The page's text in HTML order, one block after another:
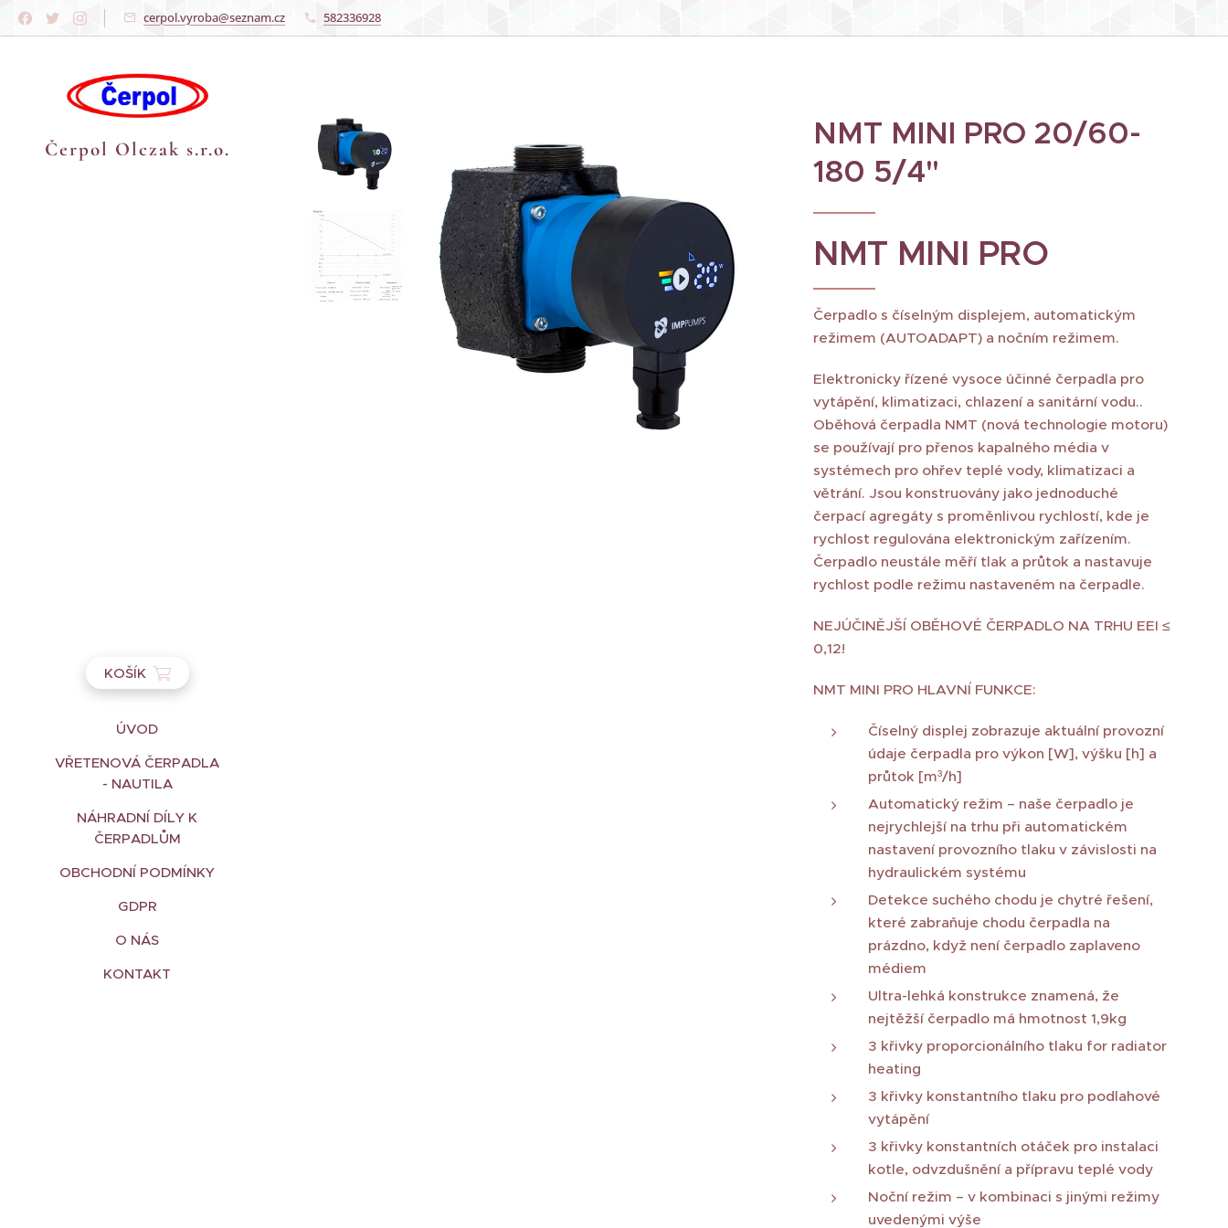
cerpol.vyroba@seznam.cz 582336928
Čerpol Olczak s.r.o.
KOŠÍK
ÚVOD
VŘETENOVÁ ČERPADLA
- NAUTILA
NÁHRADNÍ DÍLY K
ČERPADLŮM
OBCHODNÍ PODMÍNKY
GDPR
O NÁS
KONTAKT
NMT MINI PRO 20/60-
180 5/4"
NMT MINI PRO
Čerpadlo s číselným displejem, automatickým
režimem (AUTOADAPT) a nočním režimem.
Elektronicky řízené vysoce účinné čerpadla pro
vytápění, klimatizaci, chlazení a sanitární vodu..
Oběhová čerpadla NMT (nová technologie motoru)
se používají pro přenos kapalného média v
systémech pro ohřev teplé vody, klimatizaci a
větrání. Jsou konstruovány jako jednoduché
čerpací agregáty s proměnlivou rychlostí, kde je
rychlost regulována elektronickým zařízením.
Čerpadlo neustále měří tlak a průtok a nastavuje
rychlost podle režimu nastaveném na čerpadle.
NEJÚČINĚJŠÍ OBĚHOVÉ ČERPADLO NA TRHU EEI ≤
0,12!
NMT MINI PRO HLAVNÍ FUNKCE:
Číselný displej zobrazuje aktuální provozní
údaje čerpadla pro výkon [W], výšku [h] a
průtok [m³/h]
Automatický režim – naše čerpadlo je
nejrychlejší na trhu při automatickém
nastavení provozního tlaku v závislosti na
hydraulickém systému
Detekce suchého chodu je chytré řešení,
které zabraňuje chodu čerpadla na
prázdno, když není čerpadlo zaplaveno
médiem
Ultra-lehká konstrukce znamená, že
nejtěžší čerpadlo má hmotnost 1,9kg
3 křivky proporcionálního tlaku for radiator
heating
3 křivky konstantního tlaku pro podlahové
vytápění
3 křivky konstantních otáček pro instalaci
kotle, odvzdušnění a přípravu teplé vody
Noční režim – v kombinaci s jinými režimy
uvedenými výše